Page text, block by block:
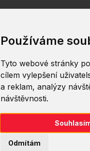
Používáme
Tyto webové stránky
cílem vylepšení
a reklam, analýzy
návštěvnosti.
Odmítám